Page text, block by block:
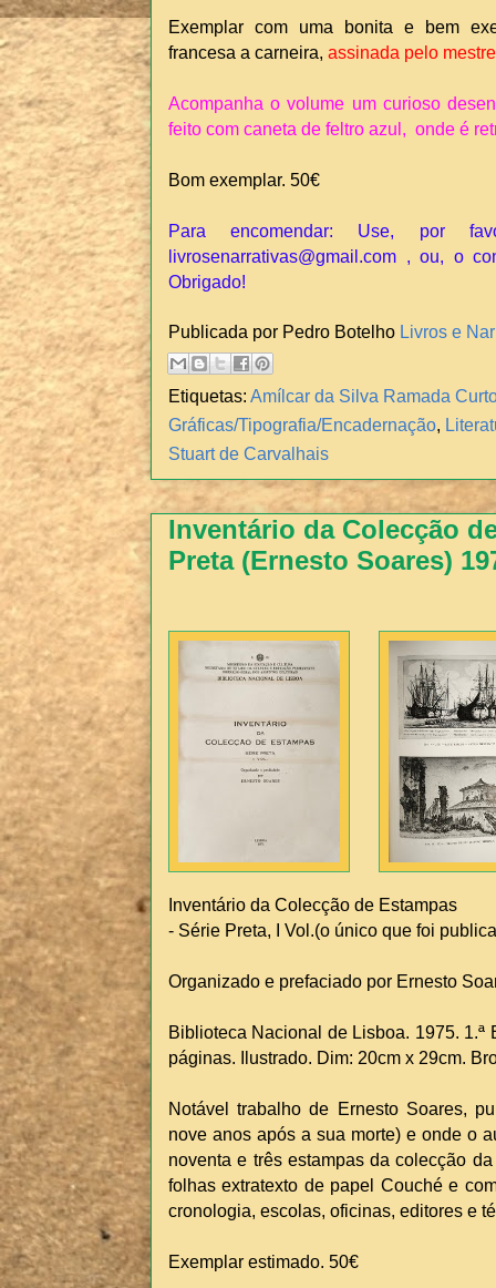
Exemplar com uma bonita e bem
francesa a carneira, assinada pelo
Acompanha o volume um curioso
feito com caneta de feltro azul, onde é
Bom exemplar. 50€
Para encomendar: Use, por
livrosenarrativas@gmail.com , ou, o
Obrigado!
Publicada por Pedro Botelho Livros e
Etiquetas: Amílcar da Silva Ramada
Gráficas/Tipografia/Encadernação,
Stuart de Carvalhais
Inventário da Colecção
Preta (Ernesto Soares)
Inventário da Colecção de Estampas
- Série Preta, I Vol.(o único que foi
Organizado e prefaciado por Ernesto
Biblioteca Nacional de Lisboa. 1975. 1.ª
páginas. Ilustrado. Dim: 20cm x 29cm.
Notável trabalho de Ernesto Soares,
nove anos após a sua morte) e onde o
noventa e três estampas da colecção
folhas extratexto de papel Couché e
cronologia, escolas, oficinas, editores e
Exemplar estimado. 50€